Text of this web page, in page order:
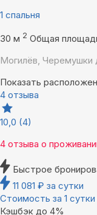
1 спальня
30 м 2 Общая
Могилёв, Черемушки
Показать
4 отзыва
10,0 (4)
4 отзыва о
Быстрое
11 081 ₽ за сутки
Стоимость за 1
Кэшбэк до 4%